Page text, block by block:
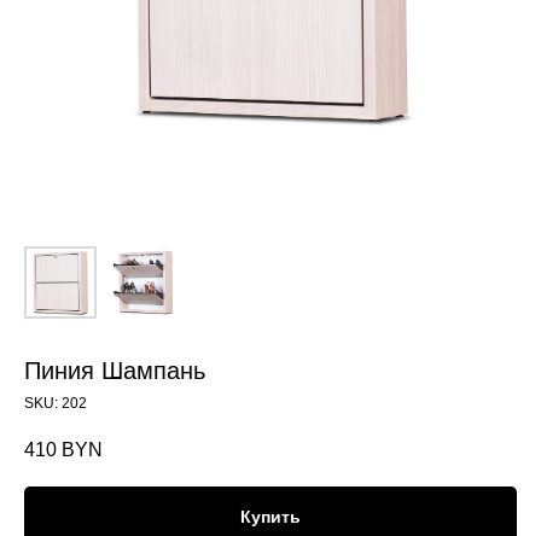
Пиния Шампань
SKU: 202
410 BYN
Купить